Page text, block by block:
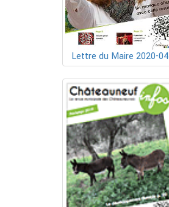
Lettre du Maire 2020-04